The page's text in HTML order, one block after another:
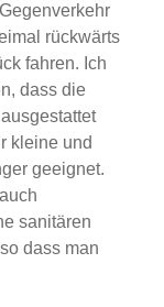
rückwärts
fahren. Ich
dass die
kleine und
geeignet.
sanitären
dass man